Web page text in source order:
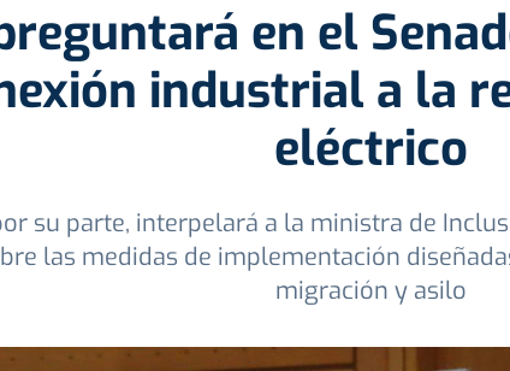
en el
industrial a la
eléctrico
su parte, interpelará a la ministra de
las medidas de implementación
migración y asilo